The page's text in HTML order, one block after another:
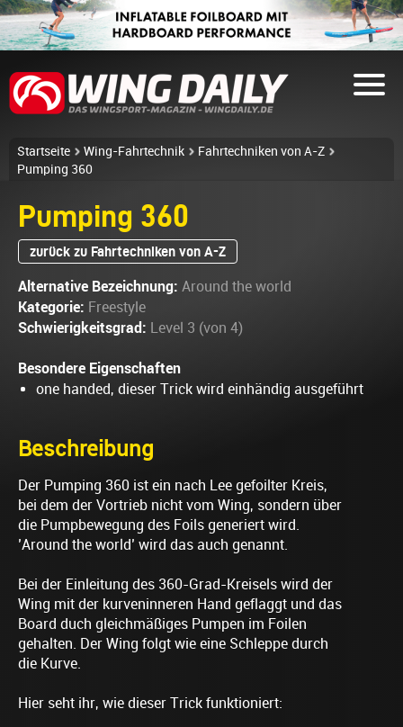
Startseite Wing-Fahrtechnik
Fahrtechniken von A-Z
Pumping 360
Pumping 360
zurück zu Fahrtechniken von A-Z
Alternative Bezeichnung: Around the world
Kategorie: Freestyle
Schwierigkeitsgrad: Level 3 (von 4)
Besondere Eigenschaften
one handed, dieser Trick wird einhändig ausgeführt
Beschreibung
Der Pumping 360 ist ein nach Lee gefoilter Kreis,
bei dem der Vortrieb nicht vom Wing, sondern über
die Pumpbewegung des Foils generiert wird.
’Around the world’ wird das auch genannt.
Bei der Einleitung des 360-Grad-Kreisels wird der
Wing mit der kurveninneren Hand geflaggt und das
Board duch gleichmäßiges Pumpen im Foilen
gehalten. Der Wing folgt wie eine Schleppe durch
die Kurve.
Hier seht ihr, wie dieser Trick funktioniert: